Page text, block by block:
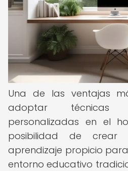
Una de las ventajas
adoptar técnicas
personalizadas en el
posibilidad de crear
aprendizaje propicio
entorno educativo